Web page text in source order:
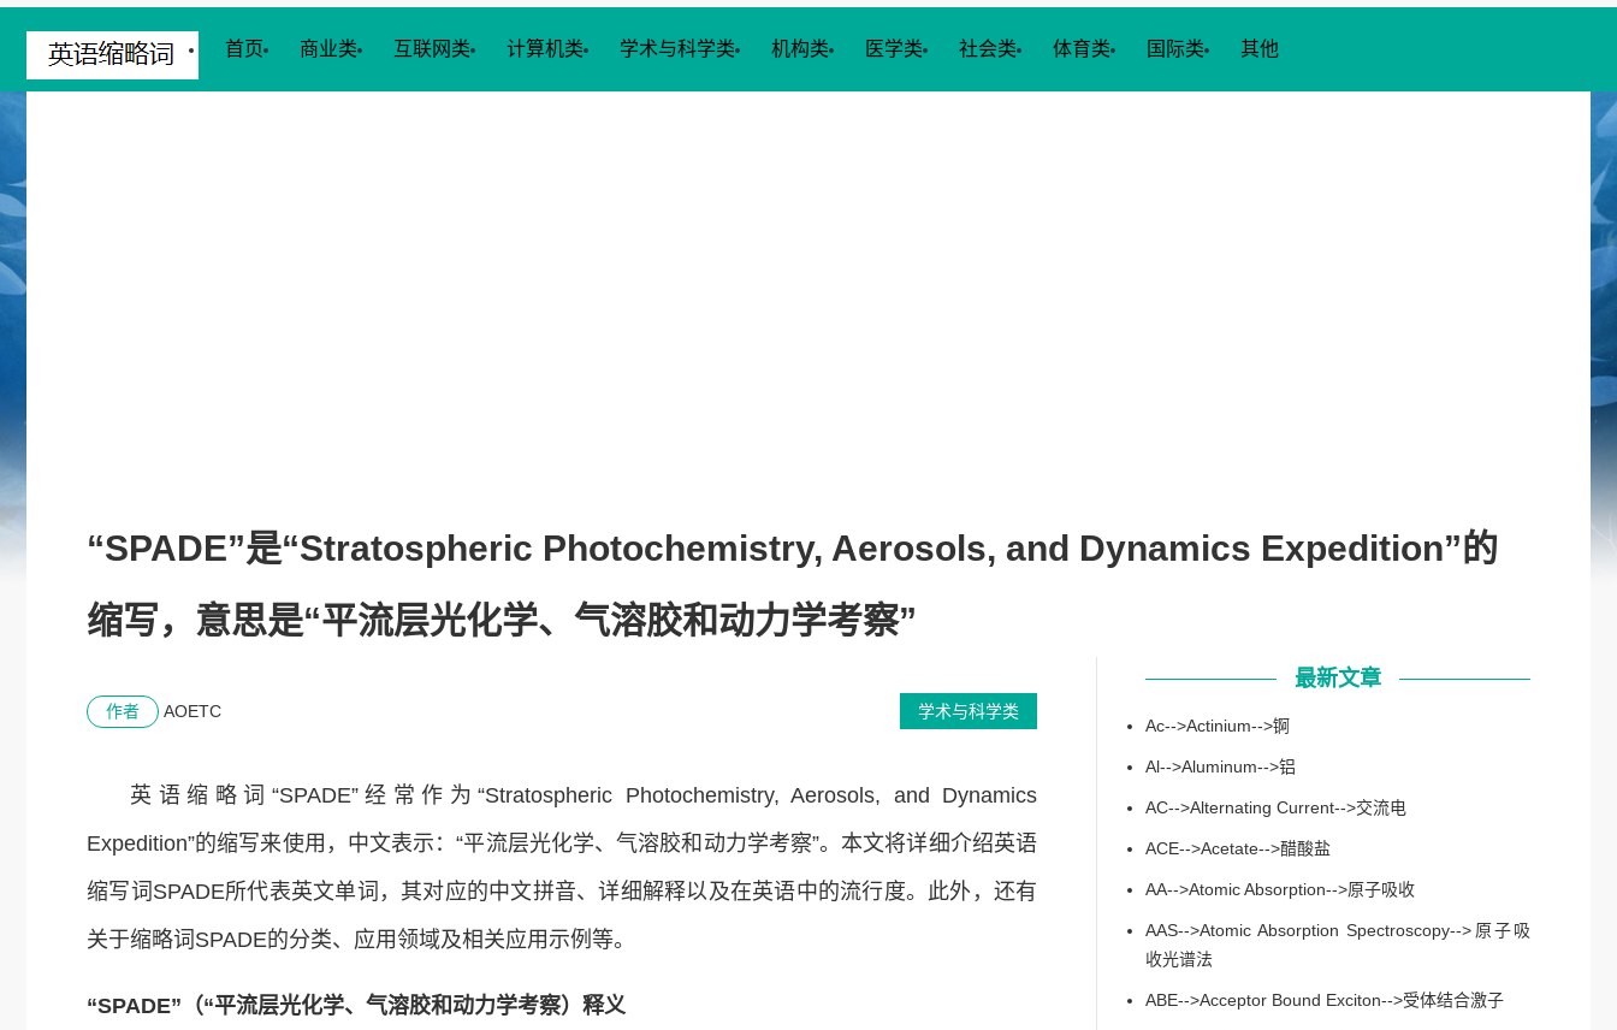
首页 商业类 互联网类 计算机类 学术与科学类 机构类 医学类 社会类 体育类 国际类 其他
“SPADE”是“Stratospheric Photochemistry, Aerosols, and Dynamics Expedition”的
缩写，意思是“平流层光化学、气溶胶和动力学考察”
学术与科学类
作者 AOETC
英语缩略词“SPADE”经常作为“Stratospheric Photochemistry, Aerosols, and Dynamics
Expedition”的缩写来使用，中文表示：“平流层光化学、气溶胶和动力学考察”。本文将详细介绍英语
缩写词SPADE所代表英文单词，其对应的中文拼音、详细解释以及在英语中的流行度。此外，还有
关于缩略词SPADE的分类、应用领域及相关应用示例等。
“SPADE”（“平流层光化学、气溶胶和动力学考察）释义
最新文章
Ac-->Actinium-->锕
Al-->Aluminum-->铝
AC-->Alternating Current-->交流电
ACE-->Acetate-->醋酸盐
AA-->Atomic Absorption-->原子吸收
AAS-->Atomic Absorption Spectroscopy-->原子吸
收光谱法
ABE-->Acceptor Bound Exciton-->受体结合激子